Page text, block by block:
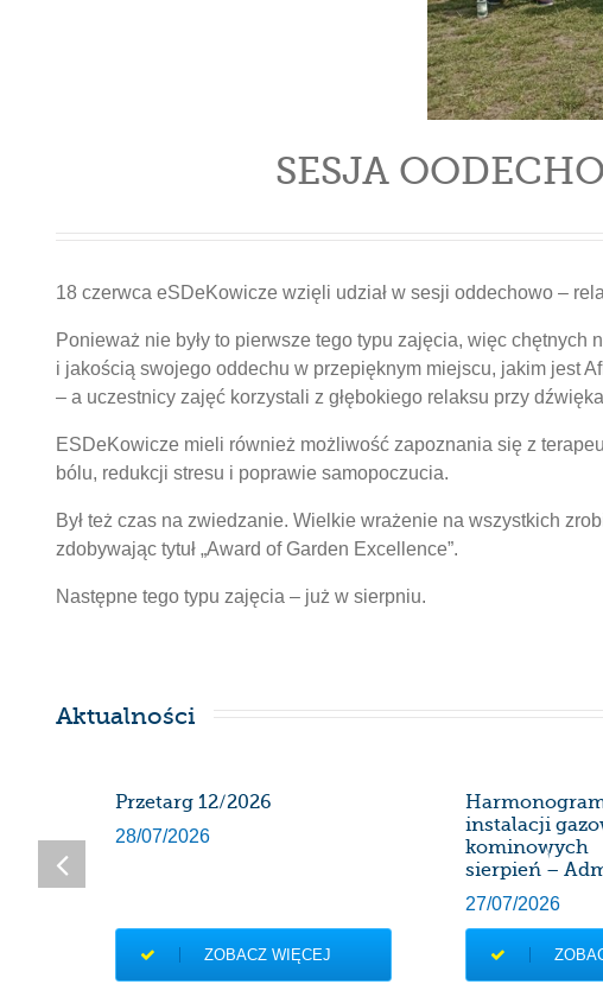
SESJA
18 czerwca eSDeKowicze wzięli udział w sesji oddechowo –
Ponieważ nie były to pierwsze tego typu zajęcia, więc chętnych
i jakością swojego oddechu w przepięknym miejscu, jakim jest
– a uczestnicy zajęć korzystali z głębokiego relaksu przy
ESDeKowicze mieli również możliwość zapoznania się z
bólu, redukcji stresu i poprawie samopoczucia.
Był też czas na zwiedzanie. Wielkie wrażenie na wszystkich
zdobywając tytuł „Award of Garden Excellence”.
Następne tego typu zajęcia – już w sierpniu.
Aktualności
Przetarg 12/2026
28/07/2026
ZOBACZ WIĘCEJ
instalacji
kominowych
sierpień –
27/07/2026